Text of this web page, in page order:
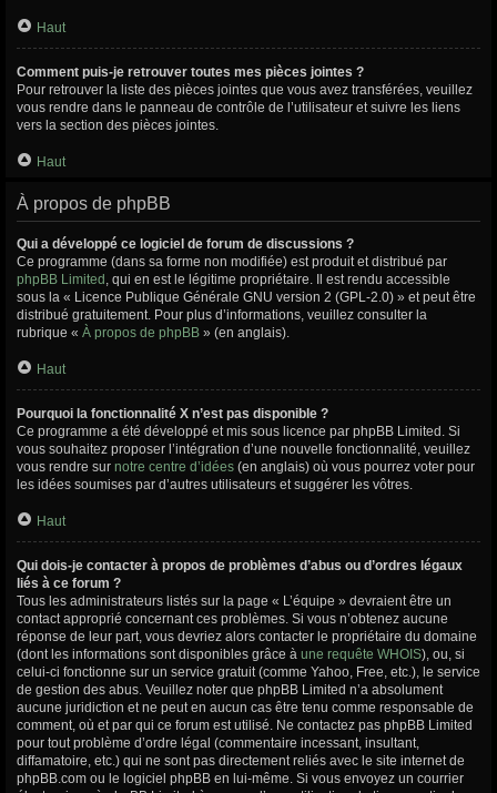
Haut
Comment puis-je retrouver toutes mes pièces jointes ?
Pour retrouver la liste des pièces jointes que vous avez transférées, veuillez
vous rendre dans le panneau de contrôle de l’utilisateur et suivre les liens
vers la section des pièces jointes.
Haut
À propos de phpBB
Qui a développé ce logiciel de forum de discussions ?
Ce programme (dans sa forme non modifiée) est produit et distribué par
phpBB Limited , qui en est le légitime propriétaire. Il est rendu accessible
sous la « Licence Publique Générale GNU version 2 (GPL-2.0) » et peut être
distribué gratuitement. Pour plus d’informations, veuillez consulter la
rubrique « À propos de phpBB » (en anglais).
Haut
Pourquoi la fonctionnalité X n’est pas disponible ?
Ce programme a été développé et mis sous licence par phpBB Limited. Si
vous souhaitez proposer l’intégration d’une nouvelle fonctionnalité, veuillez
vous rendre sur notre centre d’idées (en anglais) où vous pourrez voter pour
les idées soumises par d’autres utilisateurs et suggérer les vôtres.
Haut
Qui dois-je contacter à propos de problèmes d’abus ou d’ordres légaux
liés à ce forum ?
Tous les administrateurs listés sur la page « L’équipe » devraient être un
contact approprié concernant ces problèmes. Si vous n’obtenez aucune
réponse de leur part, vous devriez alors contacter le propriétaire du domaine
(dont les informations sont disponibles grâce à une requête WHOIS), ou, si
celui-ci fonctionne sur un service gratuit (comme Yahoo, Free, etc.), le service
de gestion des abus. Veuillez noter que phpBB Limited n’a absolument
aucune juridiction et ne peut en aucun cas être tenu comme responsable de
comment, où et par qui ce forum est utilisé. Ne contactez pas phpBB Limited
pour tout problème d’ordre légal (commentaire incessant, insultant,
diffamatoire, etc.) qui ne sont pas directement reliés avec le site internet de
phpBB.com ou le logiciel phpBB en lui-même. Si vous envoyez un courrier